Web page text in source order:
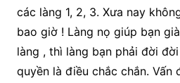
các làng 1, 2, 3. Xưa nay
bao giờ ! Làng nọ giúp bạn
làng , thì làng bạn phải đời
quyền là điều chắc chắn. Vấn